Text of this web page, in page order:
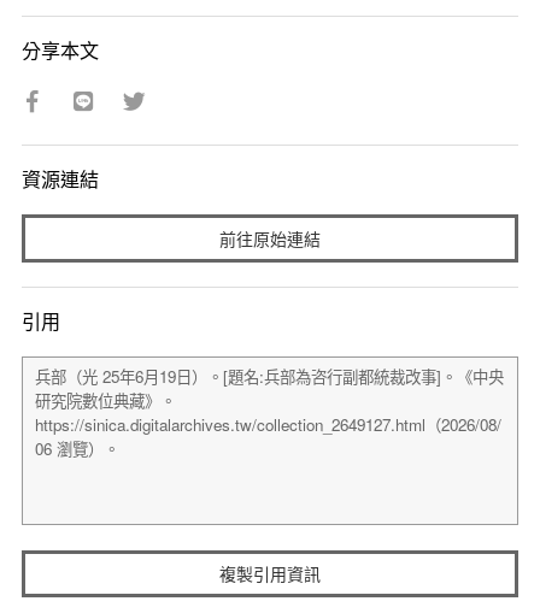
分享本文
資源連結
前往原始連結
引用
複製引用資訊